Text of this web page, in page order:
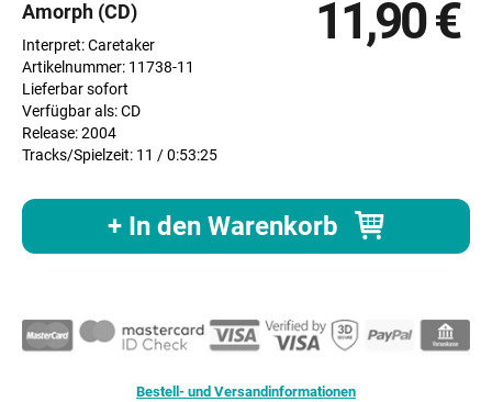
Amorph (CD) 11,90 €
Interpret: Caretaker
Artikelnummer: 11738-11
Lieferbar sofort
Verfügbar als: CD
Release: 2004
Tracks/Spielzeit: 11 / 0:53:25
+ In den Warenkorb
Bestell- und Versandinformationen